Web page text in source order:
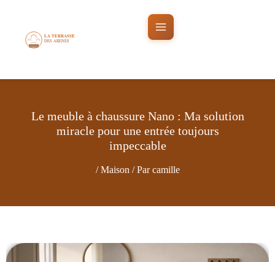
contenu
Le meuble à chaussure Nano : Ma solution
miracle pour une entrée toujours
impeccable
/Maison / Parcamille